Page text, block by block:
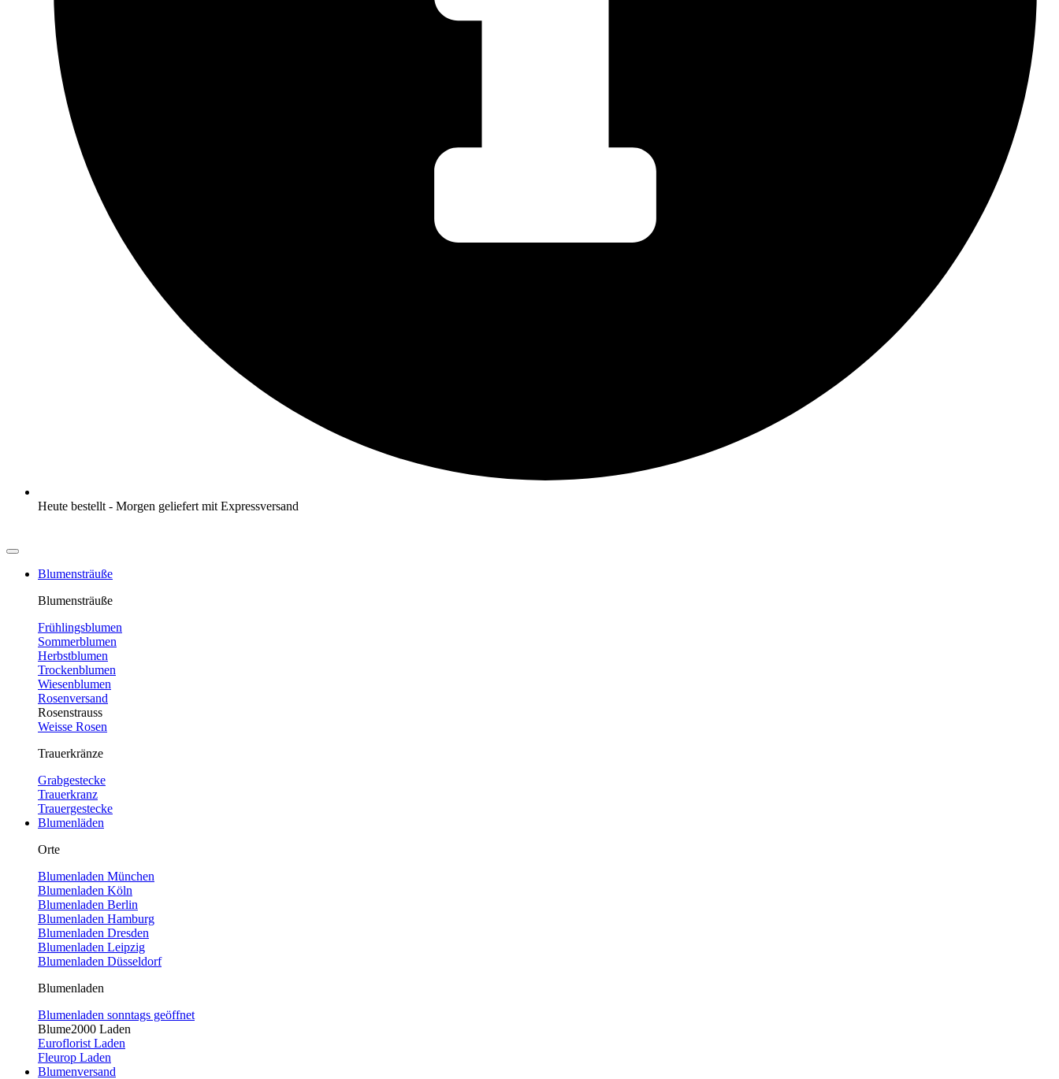
Heute bestellt - Morgen geliefert mit Expressversand
Blumensträuße
Blumensträuße
Frühlingsblumen
Sommerblumen
Herbstblumen
Trockenblumen
Wiesenblumen
Rosenversand
Rosenstrauss
Weisse Rosen
Trauerkränze
Grabgestecke
Trauerkranz
Trauergestecke
Blumenläden
Orte
Blumenladen München
Blumenladen Köln
Blumenladen Berlin
Blumenladen Hamburg
Blumenladen Dresden
Blumenladen Leipzig
Blumenladen Düsseldorf
Blumenladen
Blumenladen sonntags geöffnet
Blume2000 Laden
Euroflorist Laden
Fleurop Laden
Blumenversand